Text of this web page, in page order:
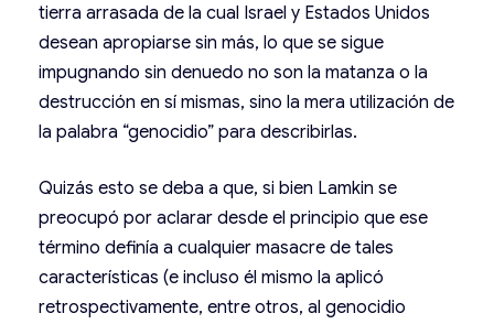
tierra arrasada de la cual Israel y Estados Unidos
desean apropiarse sin más, lo que se sigue
impugnando sin denuedo no son la matanza o la
destrucción en sí mismas, sino la mera utilización de
la palabra “genocidio” para describirlas.
Quizás esto se deba a que, si bien Lamkin se
preocupó por aclarar desde el principio que ese
término definía a cualquier masacre de tales
características (e incluso él mismo la aplicó
retrospectivamente, entre otros, al genocidio